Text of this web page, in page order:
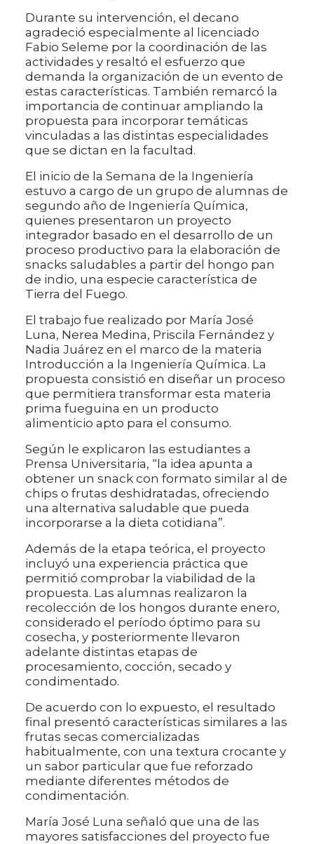
Durante su intervención, el decano
agradeció especialmente al licenciado
Fabio Seleme por la coordinación de las
actividades y resaltó el esfuerzo que
demanda la organización de un evento de
estas características. También remarcó la
importancia de continuar ampliando la
propuesta para incorporar temáticas
vinculadas a las distintas especialidades
que se dictan en la facultad.
El inicio de la Semana de la Ingeniería
estuvo a cargo de un grupo de alumnas de
segundo año de Ingeniería Química,
quienes presentaron un proyecto
integrador basado en el desarrollo de un
proceso productivo para la elaboración de
snacks saludables a partir del hongo pan
de indio, una especie característica de
Tierra del Fuego.
El trabajo fue realizado por María José
Luna, Nerea Medina, Priscila Fernández y
Nadia Juárez en el marco de la materia
Introducción a la Ingeniería Química. La
propuesta consistió en diseñar un proceso
que permitiera transformar esta materia
prima fueguina en un producto
alimenticio apto para el consumo.
Según le explicaron las estudiantes a
Prensa Universitaria, “la idea apunta a
obtener un snack con formato similar al de
chips o frutas deshidratadas, ofreciendo
una alternativa saludable que pueda
incorporarse a la dieta cotidiana”.
Además de la etapa teórica, el proyecto
incluyó una experiencia práctica que
permitió comprobar la viabilidad de la
propuesta. Las alumnas realizaron la
recolección de los hongos durante enero,
considerado el período óptimo para su
cosecha, y posteriormente llevaron
adelante distintas etapas de
procesamiento, cocción, secado y
condimentado.
De acuerdo con lo expuesto, el resultado
final presentó características similares a las
frutas secas comercializadas
habitualmente, con una textura crocante y
un sabor particular que fue reforzado
mediante diferentes métodos de
condimentación.
María José Luna señaló que una de las
mayores satisfacciones del proyecto fue